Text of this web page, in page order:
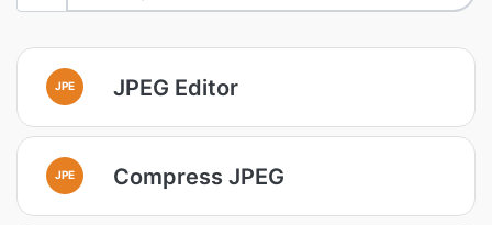
JPE JPEG Editor
JPE Compress JPEG